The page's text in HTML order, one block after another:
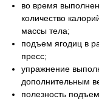
во время
количество
массы тела;
подъем ягодиц в
пресс;
упражнение
дополнительным
полезность